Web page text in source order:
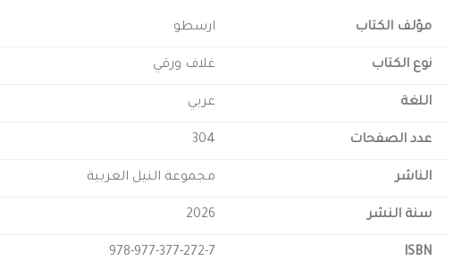
مؤلف الكتاب ارسطو
نوع الكتاب غلاف ورقي
اللغة عربي
عدد الصفحات 304
الناشر مجموعة النيل العربية
سنة النشر 2026
ISBN
978-977-377-272-7